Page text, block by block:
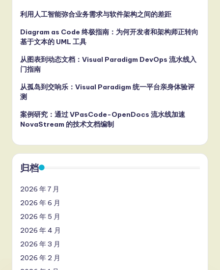
利用人工智能弥合业务需求与软件架构之间的差距
Diagram as Code 终极指南：为何开发者和架构师正转向
基于文本的 UML 工具
从图表到动态文档：Visual Paradigm DevOps 流水线入
门指南
从孤岛到交响乐：Visual Paradigm 统一平台亲身体验评
测
案例研究：通过 VPasCode-OpenDocs 流水线加速
NovaStream 的技术文档编制
归档
2026 年 7 月
2026 年 6 月
2026 年 5 月
2026 年 4 月
2026 年 3 月
2026 年 2 月